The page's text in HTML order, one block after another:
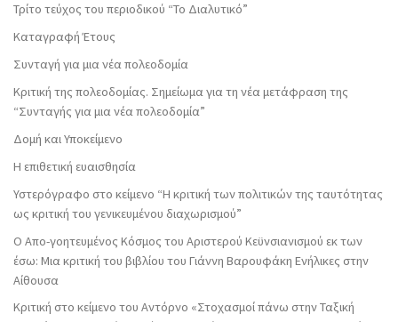
Τρίτο τεύχος του περιοδικού “Το Διαλυτικό”
Καταγραφή Έτους
Συνταγή για μια νέα πολεοδομία
Κριτική της πολεοδομίας. Σημείωμα για τη νέα μετάφραση της
“Συνταγής για μια νέα πολεοδομία”
Δομή και Υποκείμενο
Η επιθετική ευαισθησία
Υστερόγραφο στο κείμενο “Η κριτική των πολιτικών της ταυτότητας
ως κριτική του γενικευμένου διαχωρισμού”
Ο Απο-γοητευμένος Κόσμος του Αριστερού Κεϋνσιανισμού εκ των
έσω: Μια κριτική του βιβλίου του Γιάννη Βαρουφάκη Ενήλικες στην
Αίθουσα
Κριτική στο κείμενο του Αντόρνο «Στοχασμοί πάνω στην Ταξική